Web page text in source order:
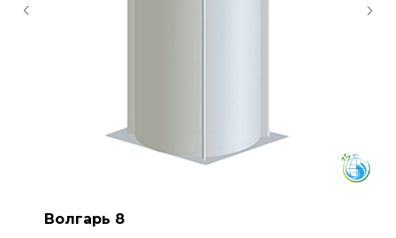
Волгарь 8